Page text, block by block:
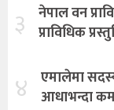
३ नेपाल वन
प्राविधिक
४ एमालेमा
आधाभन्दा